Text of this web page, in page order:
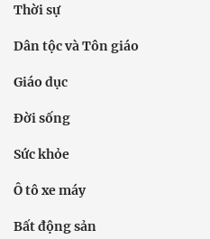
Thời sự
Dân tộc và Tôn giáo
Giáo dục
Đời sống
Sức khỏe
Ô tô xe máy
Bất động sản